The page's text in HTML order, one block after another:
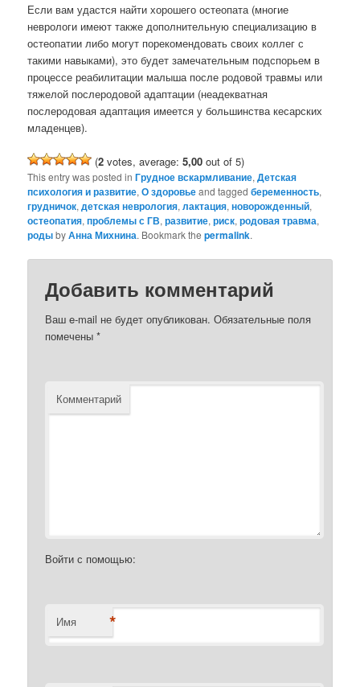
Если вам удастся найти хорошего остеопата (многие
неврологи имеют также дополнительную специализацию в
остеопатии либо могут порекомендовать своих коллег с
такими навыками), это будет замечательным подспорьем в
процессе реабилитации малыша после родовой травмы или
тяжелой послеродовой адаптации (неадекватная
послеродовая адаптация имеется у большинства кесарских
младенцев).
(2 votes, average:5,00 out of 5)
This entry was posted inГрудное вскармливание,Детская
психология и развитие,О здоровьеand taggedбеременность,
грудничок,детская неврология,лактация,новорожденный,
остеопатия,проблемы с ГВ,развитие,риск,родовая травма,
родыbyАнна Михнина. Bookmark thepermalink.
Добавить комментарий
Ваш e-mail не будет опубликован. Обязательные поля
помечены*
Комментарий
Войти с помощью:
Имя *